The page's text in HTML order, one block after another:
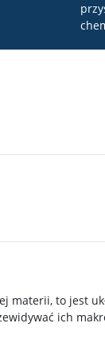
materii, to jest
ich